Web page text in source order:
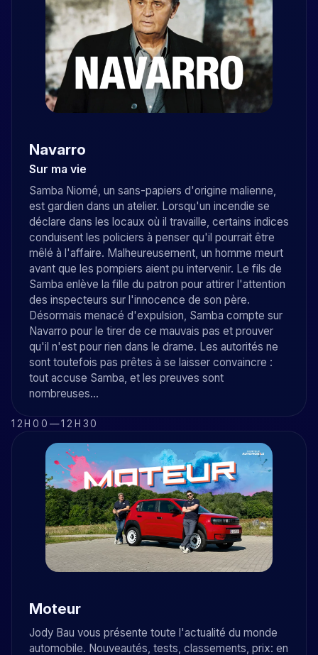
Navarro
Sur ma vie
Samba Niomé, un sans-papiers d'origine malienne,
est gardien dans un atelier. Lorsqu'un incendie se
déclare dans les locaux où il travaille, certains indices
conduisent les policiers à penser qu'il pourrait être
mêlé à l'affaire. Malheureusement, un homme meurt
avant que les pompiers aient pu intervenir. Le fils de
Samba enlève la fille du patron pour attirer l'attention
des inspecteurs sur l'innocence de son père.
Désormais menacé d'expulsion, Samba compte sur
Navarro pour le tirer de ce mauvais pas et prouver
qu'il n'est pour rien dans le drame. Les autorités ne
sont toutefois pas prêtes à se laisser convaincre :
tout accuse Samba, et les preuves sont
nombreuses...
12H00 —12H30
Moteur
Jody Bau vous présente toute l'actualité du monde
automobile. Nouveautés, tests, classements, prix: en